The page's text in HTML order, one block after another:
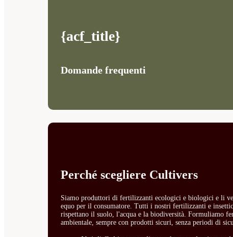
{acf_title}
Domande frequenti
Perché scegliere Cultivers
Siamo produttori di fertilizzanti ecologici e biologici e li
equo per il consumatore. Tutti i nostri fertilizzanti e
rispettano il suolo, l'acqua e la biodiversità. Formuliamo
ambientale, sempre con prodotti sicuri, senza periodi di